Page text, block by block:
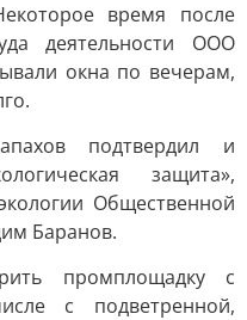
время после
деятельности ООО
окна по вечерам,
подтвердил и
защита»,
Общественной
Баранов.
промплощадку с
с подветренной,